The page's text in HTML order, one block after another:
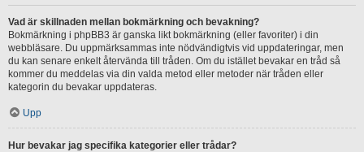
Vad är skillnaden mellan bokmärkning och bevakning?
Bokmärkning i phpBB3 är ganska likt bokmärkning (eller favoriter) i din
webbläsare. Du uppmärksammas inte nödvändigtvis vid uppdateringar, men
du kan senare enkelt återvända till tråden. Om du istället bevakar en tråd så
kommer du meddelas via din valda metod eller metoder när tråden eller
kategorin du bevakar uppdateras.
Upp
Hur bevakar jag specifika kategorier eller trådar?